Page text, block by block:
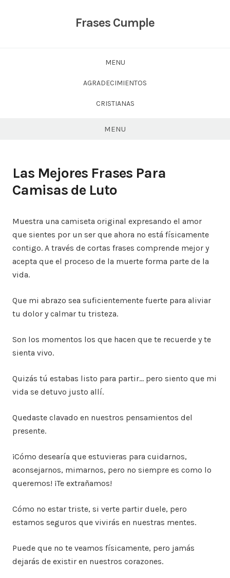
Frases Cumple
MENU
AGRADECIMIENTOS
CRISTIANAS
MENU
Las Mejores Frases Para
Camisas de Luto
Muestra una camiseta original expresando el amor
que sientes por un ser que ahora no está físicamente
contigo. A través de cortas frases comprende mejor y
acepta que el proceso de la muerte forma parte de la
vida.
Que mi abrazo sea suficientemente fuerte para aliviar
tu dolor y calmar tu tristeza.
Son los momentos los que hacen que te recuerde y te
sienta vivo.
Quizás tú estabas listo para partir… pero siento que mi
vida se detuvo justo allí.
Quedaste clavado en nuestros pensamientos del
presente.
¡Cómo desearía que estuvieras para cuidarnos,
aconsejarnos, mimarnos, pero no siempre es como lo
queremos! ¡Te extrañamos!
Cómo no estar triste, si verte partir duele, pero
estamos seguros que vivirás en nuestras mentes.
Puede que no te veamos físicamente, pero jamás
dejarás de existir en nuestros corazones.